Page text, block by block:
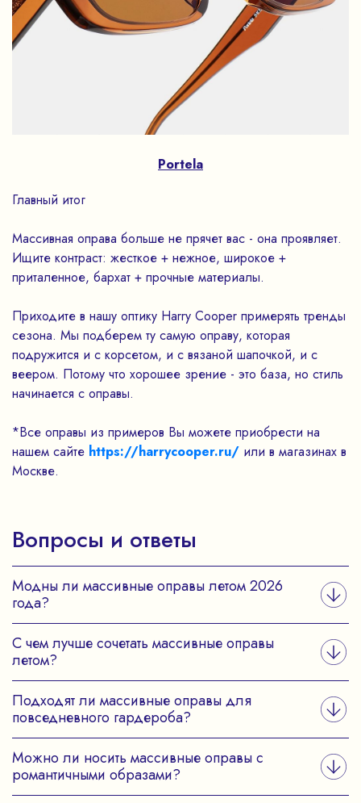
Portela
Главный итог
Массивная оправа больше не прячет вас - она проявляет.
Ищите контраст: жесткое + нежное, широкое +
приталенное, бархат + прочные материалы.
Приходите в нашу оптику Harry Cooper примерять тренды
сезона. Мы подберем ту самую оправу, которая
подружится и с корсетом, и с вязаной шапочкой, и с
веером. Потому что хорошее зрение - это база, но стиль
начинается с оправы.
*Все оправы из примеров Вы можете приобрести на
нашем сайте https://harrycooper.ru/ или в магазинах в
Москве.
Вопросы и ответы
Модны ли массивные оправы летом 2026
года?
С чем лучше сочетать массивные оправы
летом?
Подходят ли массивные оправы для
повседневного гардероба?
Можно ли носить массивные оправы с
романтичными образами?